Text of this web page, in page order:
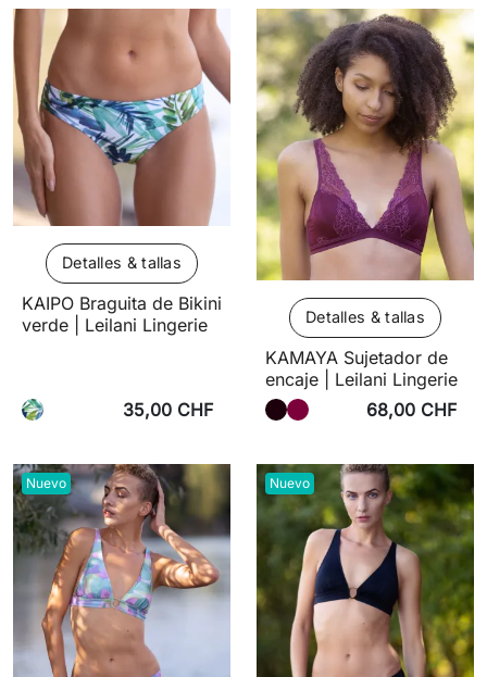
Detalles & tallas
KAIPO Braguita de Bikini
verde | Leilani Lingerie
35,00 CHF
Detalles & tallas
KAMAYA Sujetador de
encaje | Leilani Lingerie
68,00 CHF
Nuevo Nuevo